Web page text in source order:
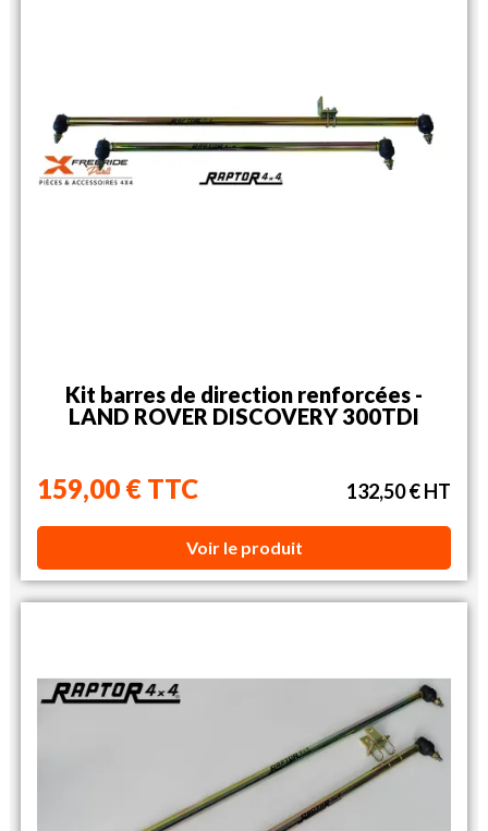
Kit barres de direction renforcées -
LAND ROVER DISCOVERY 300TDI
159,00 € TTC 132,50 € HT
Voir le produit